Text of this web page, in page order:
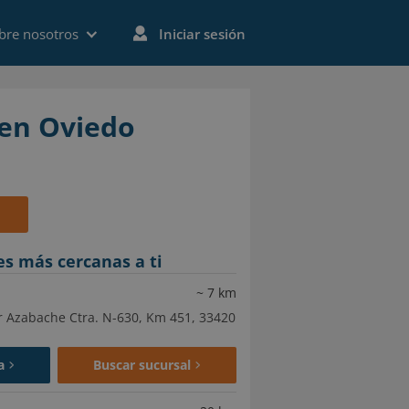
nosotros Iniciar sesión
Oviedo
más cercanas a ti
~ 7 km
Azabache Ctra. N-630, Km 451, 33420
Buscar sucursal